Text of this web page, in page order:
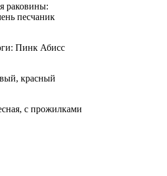
раковины:
песчаник
Пинк Абисс
красный
с прожилками